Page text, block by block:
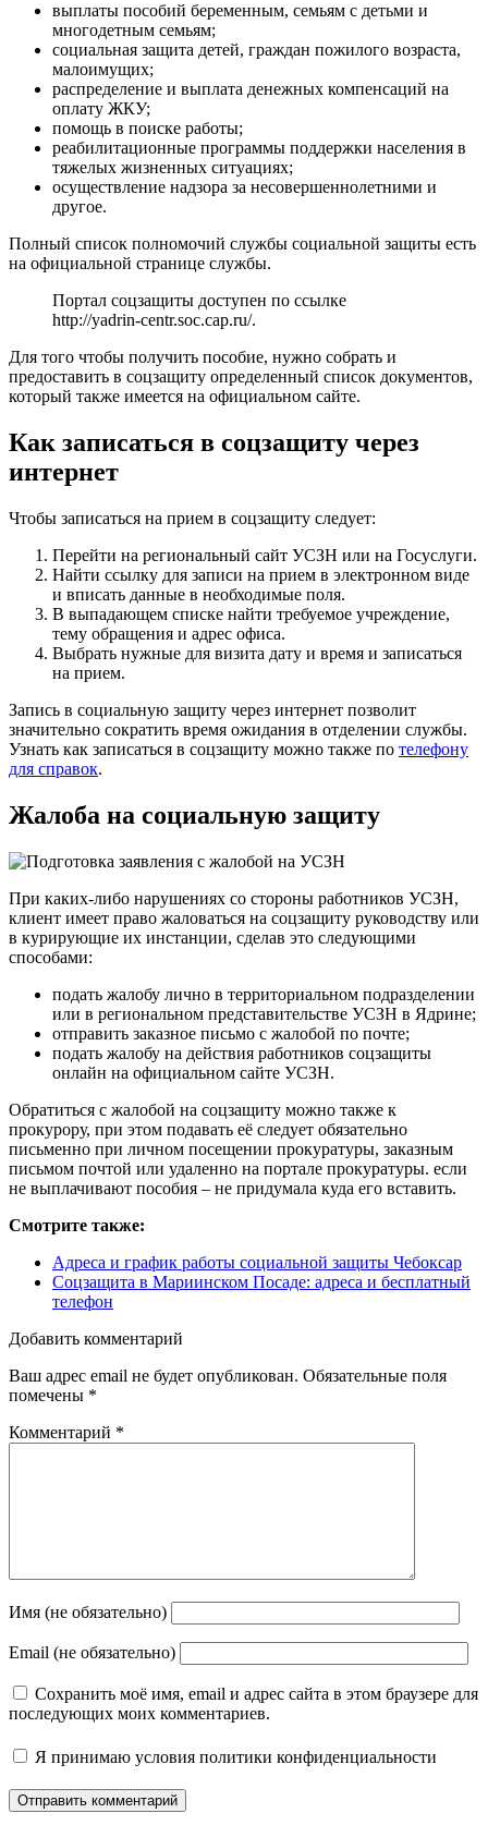
выплаты пособий беременным, семьям с детьми и
многодетным семьям;
социальная защита детей, граждан пожилого возраста,
малоимущих;
распределение и выплата денежных компенсаций на
оплату ЖКУ;
помощь в поиске работы;
реабилитационные программы поддержки населения в
тяжелых жизненных ситуациях;
осуществление надзора за несовершеннолетними и
другое.
Полный список полномочий службы социальной защиты есть
на официальной странице службы.
Портал соцзащиты доступен по ссылке
http://yadrin-centr.soc.cap.ru/.
Для того чтобы получить пособие, нужно собрать и
предоставить в соцзащиту определенный список документов,
который также имеется на официальном сайте.
Как записаться в соцзащиту через
интернет
Чтобы записаться на прием в соцзащиту следует:
Перейти на региональный сайт УСЗН или на Госуслуги.
Найти ссылку для записи на прием в электронном виде
и вписать данные в необходимые поля.
В выпадающем списке найти требуемое учреждение,
тему обращения и адрес офиса.
Выбрать нужные для визита дату и время и записаться
на прием.
Запись в социальную защиту через интернет позволит
значительно сократить время ожидания в отделении службы.
Узнать как записаться в соцзащиту можно также по телефону
для справок.
Жалоба на социальную защиту
При каких-либо нарушениях со стороны работников УСЗН,
клиент имеет право жаловаться на соцзащиту руководству или
в курирующие их инстанции, сделав это следующими
способами:
подать жалобу лично в территориальном подразделении
или в региональном представительстве УСЗН в Ядрине;
отправить заказное письмо с жалобой по почте;
подать жалобу на действия работников соцзащиты
онлайн на официальном сайте УСЗН.
Обратиться с жалобой на соцзащиту можно также к
прокурору, при этом подавать её следует обязательно
письменно при личном посещении прокуратуры, заказным
письмом почтой или удаленно на портале прокуратуры. если
не выплачивают пособия – не придумала куда его вставить.
Смотрите также:
Адреса и график работы социальной защиты Чебоксар
Соцзащита в Мариинском Посаде: адреса и бесплатный
телефон
Добавить комментарий
Ваш адрес email не будет опубликован. Обязательные поля
помечены *
Комментарий *
Имя (не обязательно)
Email (не обязательно)
Сохранить моё имя, email и адрес сайта в этом браузере для
последующих моих комментариев.
Я принимаю условия политики конфиденциальности